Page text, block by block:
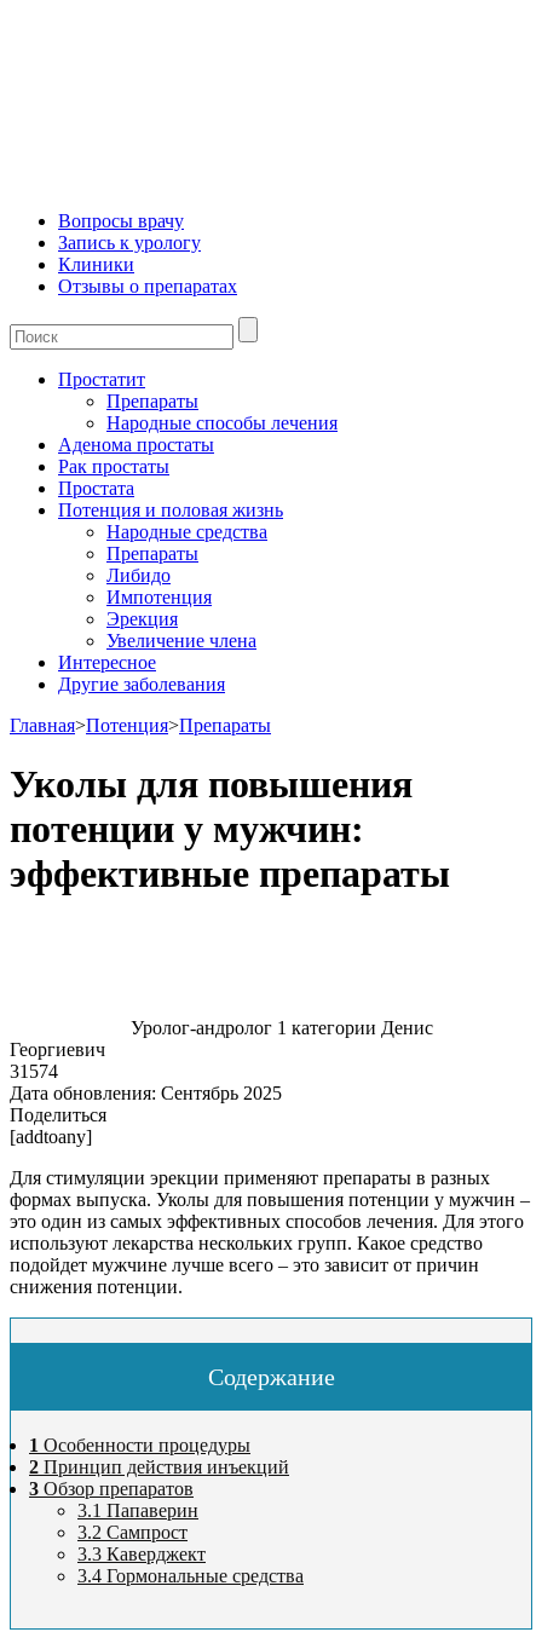
Вопросы врачу
Запись к урологу
Клиники
Отзывы о препаратах
Простатит
Препараты
Народные способы лечения
Аденома простаты
Рак простаты
Простата
Потенция и половая жизнь
Народные средства
Препараты
Либидо
Импотенция
Эрекция
Увеличение члена
Интересное
Другие заболевания
Главная>Потенция>Препараты
Уколы для повышения
потенции у мужчин:
эффективные препараты
Уролог-андролог 1 категории Денис
Георгиевич
31574
Дата обновления: Сентябрь 2025
Поделиться
[addtoany]
Для стимуляции эрекции применяют препараты в разных
формах выпуска. Уколы для повышения потенции у мужчин –
это один из самых эффективных способов лечения. Для этого
используют лекарства нескольких групп. Какое средство
подойдет мужчине лучше всего – это зависит от причин
снижения потенции.
Содержание
1 Особенности процедуры
2 Принцип действия инъекций
3 Обзор препаратов
3.1 Папаверин
3.2 Сампрост
3.3 Каверджект
3.4 Гормональные средства